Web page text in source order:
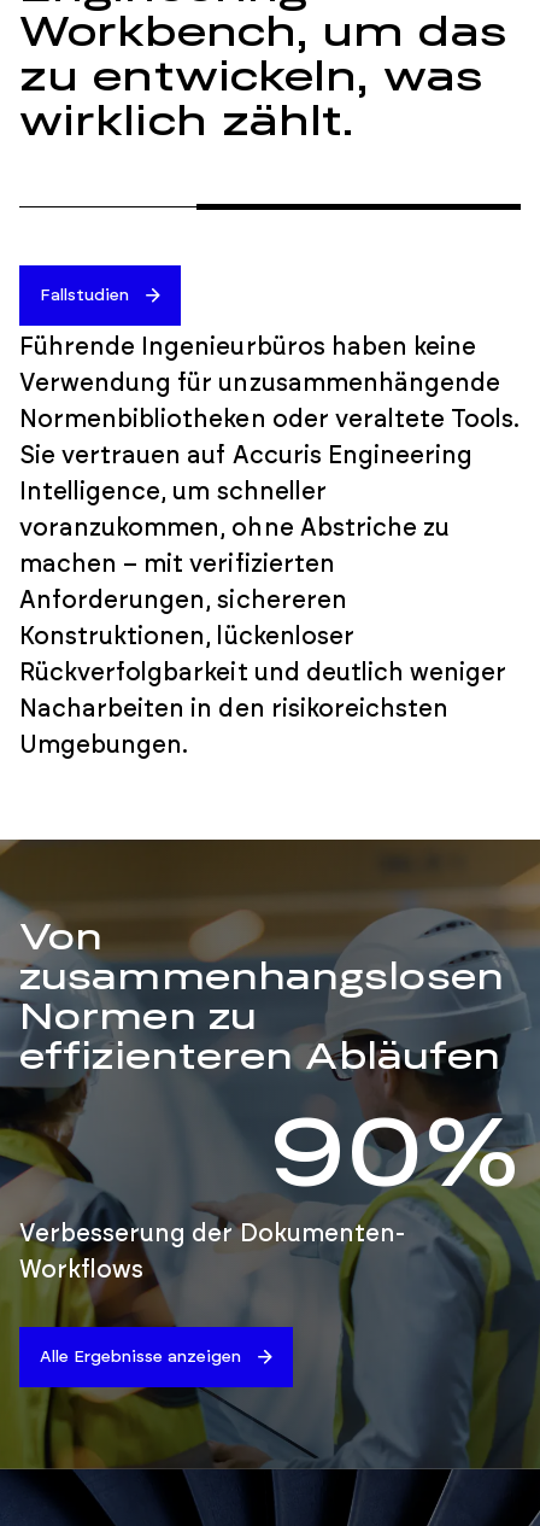
Workbench, um das
zu entwickeln, was
wirklich zählt.
Fallstudien
Führende Ingenieurbüros haben keine
Verwendung für unzusammenhängende
Normenbibliotheken oder veraltete Tools.
Sie vertrauen auf Accuris Engineering
Intelligence, um schneller
voranzukommen, ohne Abstriche zu
machen – mit verifizierten
Anforderungen, sichereren
Konstruktionen, lückenloser
Rückverfolgbarkeit und deutlich weniger
Nacharbeiten in den risikoreichsten
Umgebungen.
Von
zusammenhangslosen
Normen zu
effizienteren Abläufen
90%
Verbesserung der Dokumenten-
Workflows
Alle Ergebnisse anzeigen